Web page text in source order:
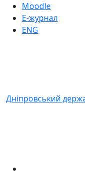
Moodle
Е-журнал
ENG
Дніпровський